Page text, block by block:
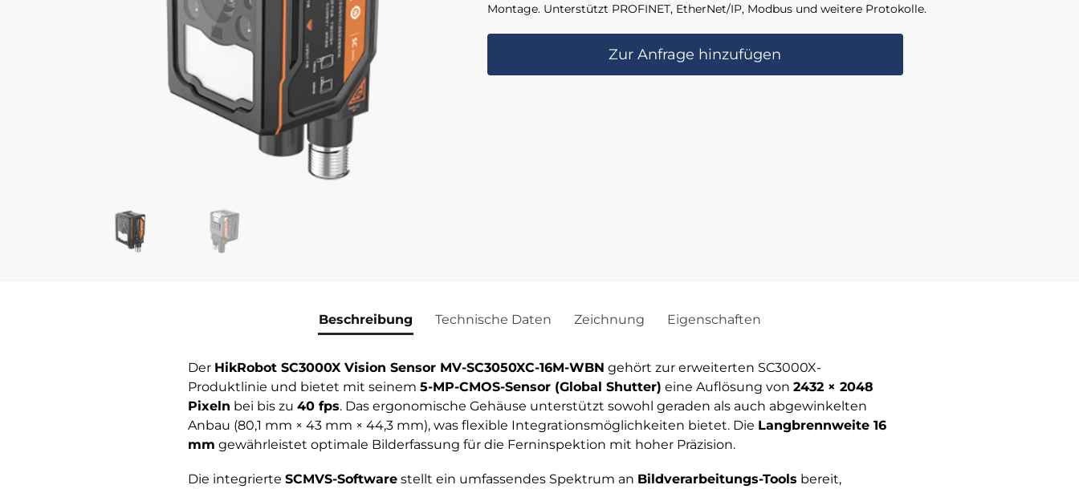
Montage. Unterstützt PROFINET, EtherNet/IP, Modbus und weitere Protokolle.
Zur Anfrage hinzufügen
Beschreibung Technische Daten Zeichnung Eigenschaften
Der HikRobot SC3000X Vision Sensor MV-SC3050XC-16M-WBN gehört zur erweiterten SC3000X-
Produktlinie und bietet mit seinem 5-MP-CMOS-Sensor (Global Shutter) eine Auflösung von 2432 × 2048
Pixeln bei bis zu 40 fps. Das ergonomische Gehäuse unterstützt sowohl geraden als auch abgewinkelten
Anbau (80,1 mm × 43 mm × 44,3 mm), was flexible Integrationsmöglichkeiten bietet. Die Langbrennweite 16
mm gewährleistet optimale Bilderfassung für die Ferninspektion mit hoher Präzision.
Die integrierte SCMVS-Softwarestellt ein umfassendes Spektrum an Bildverarbeitungs-Tools bereit,